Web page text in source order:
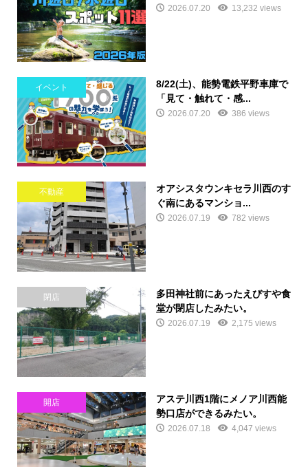
2026.07.20 13,232 views
イベント
8/22(土)、能勢電鉄平野車庫で
「見て・触れて・感...
2026.07.20 386 views
不動産
オアシスタウンキセラ川西のす
ぐ南にあるマンショ...
2026.07.19 782 views
閉店
多田神社前にあったえびすや食
堂が閉店したみたい。
2026.07.19 2,175 views
開店
アステ川西1階にメノア川西能
勢口店ができるみたい。
2026.07.18 4,047 views